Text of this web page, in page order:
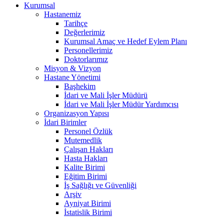
Kurumsal
Hastanemiz
Tarihçe
Değerlerimiz
Kurumsal Amaç ve Hedef Eylem Planı
Personellerimiz
Doktorlarımız
Misyon & Vizyon
Hastane Yönetimi
Başhekim
İdari ve Mali İşler Müdürü
İdari ve Mali İşler Müdür Yardımcısı
Organizasyon Yapısı
İdari Birimler
Personel Özlük
Mutemedlik
Çalışan Hakları
Hasta Hakları
Kalite Birimi
Eğitim Birimi
İş Sağlığı ve Güvenliği
Arşiv
Ayniyat Birimi
İstatislik Birimi